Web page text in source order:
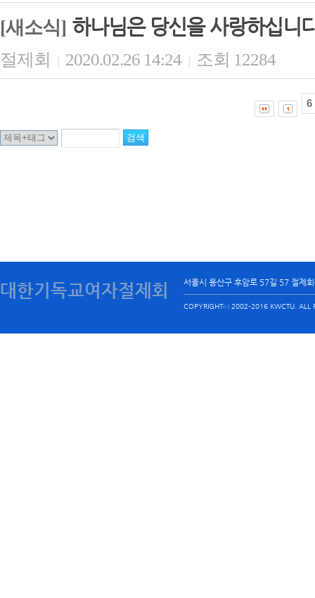
[새소식] 하나님은 당신을 사랑하십니
절제회 | 2020.02.26 14:24 | 조회 12284
6
대한기독교여자절제회 서울시 용산구 후암로 57길 57 절제
COPYRIGHTⓒ 2002-2016 KWCTU. ALL